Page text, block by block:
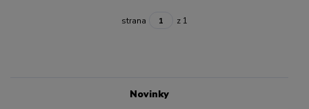
strana z 1
Novinky